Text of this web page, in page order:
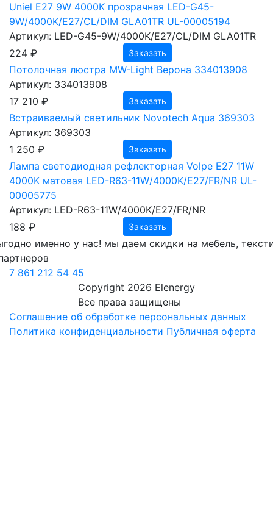
Uniel E27 9W 4000K прозрачная LED-G45-
9W/4000K/E27/CL/DIM GLA01TR UL-00005194
Артикул: LED-G45-9W/4000K/E27/CL/DIM GLA01TR
224 ₽
Заказать
Потолочная люстра MW-Light Верона 334013908
Артикул: 334013908
17 210 ₽
Заказать
Встраиваемый светильник Novotech Aqua 369303
Артикул: 369303
1 250 ₽
Заказать
Лампа светодиодная рефлекторная Volpe E27 11W
4000K матовая LED-R63-11W/4000K/E27/FR/NR UL-
00005775
Артикул: LED-R63-11W/4000K/E27/FR/NR
188 ₽
Заказать
именно у нас! мы даем скидки на мебель,
Copyright 2026 Elenergy
Все права защищены
7 861 212 54 45
Соглашение об обработке персональных данных
Политика конфиденциальности Публичная оферта